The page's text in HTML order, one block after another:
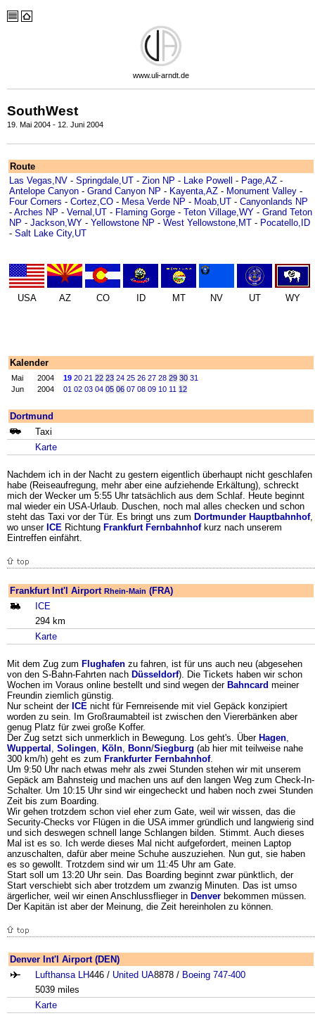
www.uli-arndt.de
SouthWest
19. Mai 2004 - 12. Juni 2004
Route
Las Vegas,NV - Springdale,UT - Zion NP - Lake Powell - Page,AZ -
Antelope Canyon - Grand Canyon NP - Kayenta,AZ - Monument Valley -
Four Corners - Cortez,CO - Mesa Verde NP - Moab,UT - Canyonlands NP
- Arches NP - Vernal,UT - Flaming Gorge - Teton Village,WY - Grand Teton
NP - Jackson,WY - Yellowstone NP - West Yellowstone,MT - Pocatello,ID
- Salt Lake City,UT
USA AZ CO ID MT NV UT WY
Kalender
Mai 2004 19 20 21 22 23 24 25 26 27 28 29 30 31
Jun
2004 01 02 03 04 05 06 07 08 09 10 11 12
Dortmund
Taxi
Karte
Nachdem ich in der Nacht zu gestern eigentlich überhaupt nicht geschlafen
habe (Reiseaufregung, mehr aber eine aufziehende Erkältung), schreckt
mich der Wecker um 5:55 Uhr tatsächlich aus dem Schlaf. Heute beginnt
mal wieder ein USA-Urlaub. Duschen, noch mal alles checken und schon
steht das Taxi vor der Tür. Es bringt uns zum Dortmunder Hauptbahnhof,
wo unser ICE Richtung Frankfurt Fernbahnhofkurz nach unserem
Eintreffen einfährt.
Frankfurt Int'l Airport Rhein-Main (FRA)
ICE
294 km
Karte
Mit dem Zug zum Flughafen zu fahren, ist für uns auch neu (abgesehen
von den S-Bahn-Fahrten nach Düsseldorf). Die Tickets haben wir schon
Wochen im Voraus online bestellt und sind wegen der Bahncard meiner
Freundin ziemlich günstig.
Nur scheint der ICE nicht für Fernreisende mit viel Gepäck konzipiert
worden zu sein. Im Großraumabteil ist zwischen den Viererbänken aber
genug Platz für zwei große Koffer.
Der Zug setzt sich unmerklich in Bewegung. Los geht's. Über Hagen,
Wuppertal , Solingen, Köln, Bonn/Siegburg (ab hier mit teilweise nahe
300 km/h) geht es zum Frankfurter Fernbahnhof.
Um 9:50 Uhr nach etwas mehr als zwei Stunden stehen wir mit unserem
Gepäck am Bahnsteig und machen uns auf den langen Weg zum Check-In-
Schalter. Um 10:15 Uhr sind wir eingecheckt und haben noch zwei Stunden
Zeit bis zum Boarding.
Wir gehen trotzdem schon viel eher zum Gate, weil wir wissen, das die
Security-Checks vor Flügen in die USA immer gründlich und langwierig sind
und sich deswegen schnell lange Schlangen bilden. Stimmt. Auch dieses
Mal ist es so. Ich werde dieses Mal nicht aufgefordert, meinen Laptop
anzuschalten, dafür aber meine Schuhe auszuziehen. Nun gut, sie haben
es so gewollt. Trotzdem sind wir um 11:45 Uhr am Gate.
Start soll um 13:20 Uhr sein. Das Boarding beginnt zwar pünktlich, der
Start verschiebt sich aber trotzdem um zwanzig Minuten. Das ist umso
ärgerlicher, weil wir einen Anschlussflieger in Denver bekommen müssen.
Der Kapitän ist aber der Meinung, die Zeit hereinholen zu können.
Denver Int'l Airport (DEN)
Lufthansa LH446 / United UA8878 / Boeing 747-400
5039 miles
Karte